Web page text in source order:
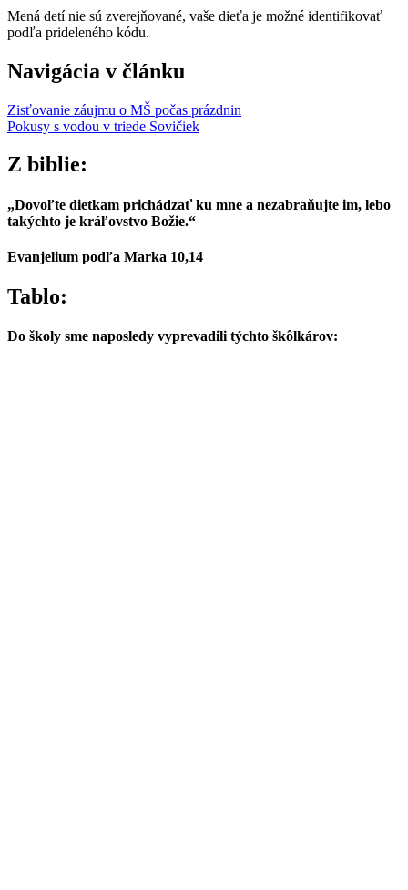
Mená detí nie sú zverejňované, vaše dieťa je možné identifikovať
podľa prideleného kódu.
Navigácia v článku
Zisťovanie záujmu o MŠ počas prázdnin
Pokusy s vodou v triede Sovičiek
Z biblie:
„Dovoľte dietkam prichádzať ku mne a nezabraňujte im, lebo
takýchto je kráľovstvo Božie.“
Evanjelium podľa Marka 10,14
Tablo:
Do školy sme naposledy vyprevadili týchto škôlkárov: